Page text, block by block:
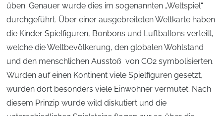
üben. Genauer wurde dies im sogenannten „Weltspiel“
durchgeführt. Über einer ausgebreiteten Weltkarte haben
die Kinder Spielfiguren, Bonbons und Luftballons verteilt,
welche die Weltbevölkerung, den globalen Wohlstand
und den menschlichen Ausstoß von CO2 symbolisierten.
Wurden auf einen Kontinent viele Spielfiguren gesetzt,
wurden dort besonders viele Einwohner vermutet. Nach
diesem Prinzip wurde wild diskutiert und die